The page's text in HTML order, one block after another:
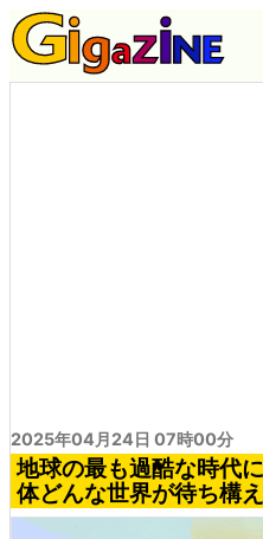
2025年04月24日 07時00分
地球の最も過酷な時代
体どんな世界が待ち構